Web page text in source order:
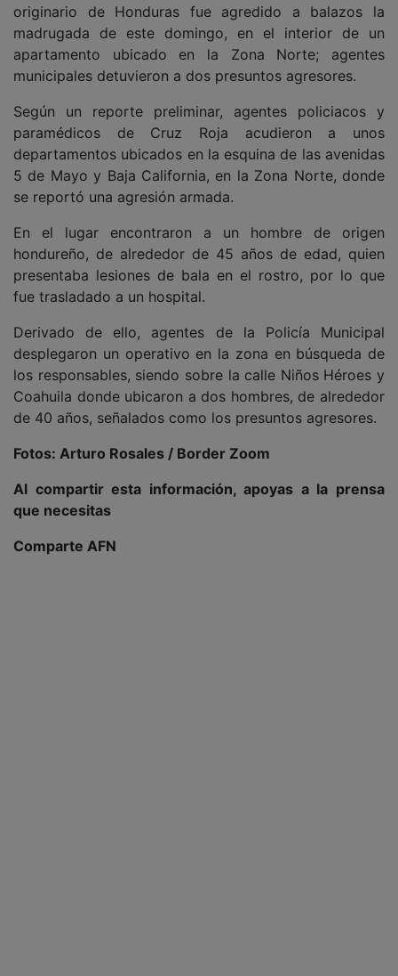
originario de Honduras fue agredido a balazos la
madrugada de este domingo, en el interior de un
apartamento ubicado en la Zona Norte; agentes
municipales detuvieron a dos presuntos agresores.
Según un reporte preliminar, agentes policiacos y
paramédicos de Cruz Roja acudieron a unos
departamentos ubicados en la esquina de las avenidas
5 de Mayo y Baja California, en la Zona Norte, donde
se reportó una agresión armada.
En el lugar encontraron a un hombre de origen
hondureño, de alrededor de 45 años de edad, quien
presentaba lesiones de bala en el rostro, por lo que
fue trasladado a un hospital.
Derivado de ello, agentes de la Policía Municipal
desplegaron un operativo en la zona en búsqueda de
los responsables, siendo sobre la calle Niños Héroes y
Coahuila donde ubicaron a dos hombres, de alrededor
de 40 años, señalados como los presuntos agresores.
Fotos: Arturo Rosales / Border Zoom
Al compartir esta información, apoyas a la prensa
que necesitas
Comparte AFN